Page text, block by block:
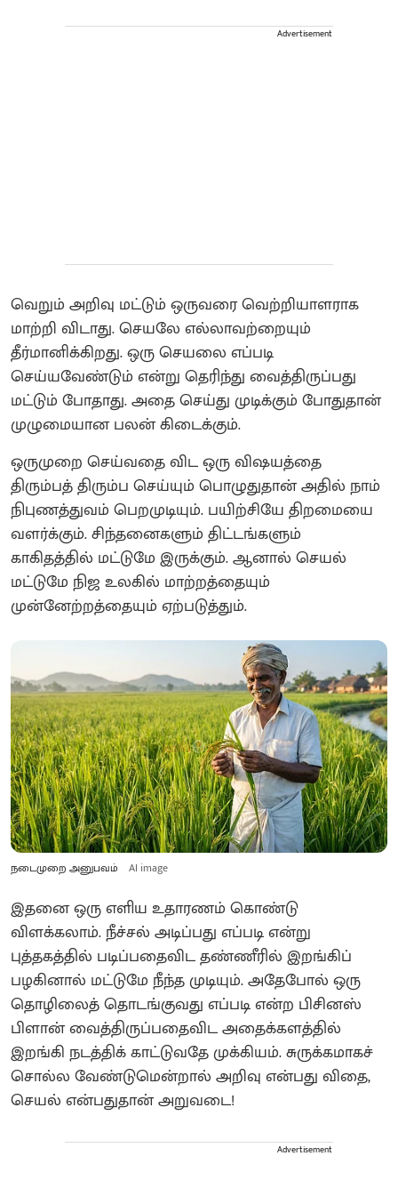
Advertisement
வெறும் அறிவு மட்டும் ஒருவரை வெற்றியாளராக
மாற்றி விடாது. செயலே எல்லாவற்றையும்
தீர்மானிக்கிறது. ஒரு செயலை எப்படி
செய்யவேண்டும் என்று தெரிந்து வைத்திருப்பது
மட்டும் போதாது. அதை செய்து முடிக்கும் போதுதான்
முழுமையான பலன் கிடைக்கும்.
ஒருமுறை செய்வதை விட ஒரு விஷயத்தை
திரும்பத் திரும்ப செய்யும் பொழுதுதான் அதில் நாம்
நிபுணத்துவம் பெறமுடியும். பயிற்சியே திறமையை
வளர்க்கும். சிந்தனைகளும் திட்டங்களும்
காகிதத்தில் மட்டுமே இருக்கும். ஆனால் செயல்
மட்டுமே நிஜ உலகில் மாற்றத்தையும்
முன்னேற்றத்தையும் ஏற்படுத்தும்.
நடைமுறை அனுபவம் AI image
இதனை ஒரு எளிய உதாரணம் கொண்டு
விளக்கலாம். நீச்சல் அடிப்பது எப்படி என்று
புத்தகத்தில் படிப்பதைவிட தண்ணீரில் இறங்கிப்
பழகினால் மட்டுமே நீந்த முடியும். அதேபோல் ஒரு
தொழிலைத் தொடங்குவது எப்படி என்ற பிசினஸ்
பிளான் வைத்திருப்பதைவிட அதைக்களத்தில்
இறங்கி நடத்திக் காட்டுவதே முக்கியம். சுருக்கமாகச்
சொல்ல வேண்டுமென்றால் அறிவு என்பது விதை,
செயல் என்பதுதான் அறுவடை!
Advertisement